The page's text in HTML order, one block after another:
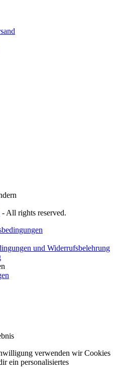
- All rights reserved.
und Widerrufsbelehrung
verwenden wir Cookies
ein personalisiertes